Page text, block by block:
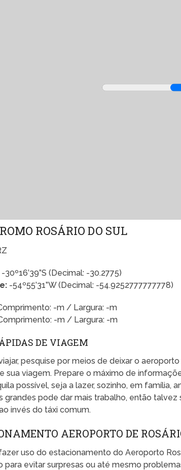
ROSÁRIO DO SUL
-30º16’39”S (Decimal: -30.2775)
-54º55’31”W (Decimal: -54.9252777777778)
-m / Largura: -m
-m / Largura: -m
DE VIAGEM
pesquise por meios de deixar o
sua viagem. Prepare o máximo de
possível, seja a lazer, sozinho, em família,
grandes pode dar mais trabalho, então
invés do táxi comum.
AEROPORTO DE
uso do estacionamento do Aeroporto
para evitar surpresas ou até mesmo